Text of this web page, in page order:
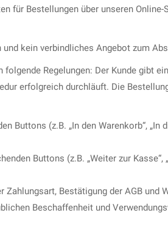
für Bestellungen über unseren Online-
kein verbindliches Angebot zum
Regelungen: Der Kunde gibt
erfolgreich durchläuft. Die
Buttons (z.B. „In den Warenkorb“, „In
Buttons (z.B. „Weiter zur Kasse“,
Bestätigung der AGB und
Beschaffenheit und